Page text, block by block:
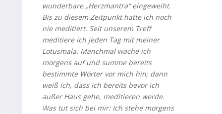
wunderbare „Herzmantra“ eingeweiht.
Bis zu diesem Zeitpunkt hatte ich noch
nie meditiert. Seit unserem Treff
meditiere ich jeden Tag mit meiner
Lotusmala. Manchmal wache ich
morgens auf und summe bereits
bestimmte Wörter vor mich hin; dann
weiß ich, dass ich bereits bevor ich
außer Haus gehe, meditieren werde.
Was tut sich bei mir: Ich stehe morgens